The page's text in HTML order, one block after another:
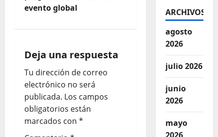
evento global
Deja una respuesta
Tu dirección de correo
electrónico no será
publicada. Los campos
obligatorios están
marcados con *
ARCHIVOS
agosto
2026
julio 2026
junio
2026
mayo